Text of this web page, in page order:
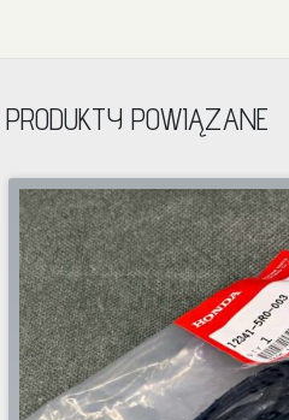
PRODUKTY POWIĄZANE